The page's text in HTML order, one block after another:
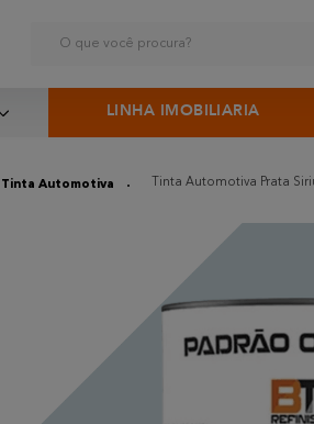
LINHA IMOBILIARIA
Tinta Automotiva Tinta Automotiva Prata